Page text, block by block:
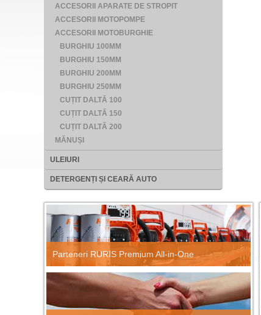
ACCESORII APARATE DE STROPIT
ACCESORII MOTOPOMPE
ACCESORII MOTOBURGHIE
BURGHIU 100MM
BURGHIU 150MM
BURGHIU 200MM
BURGHIU 250MM
CUȚIT DALTĂ 100
CUȚIT DALTĂ 150
CUȚIT DALTĂ 200
MĂNUȘI
ULEIURI
DETERGENȚI ȘI CEARĂ AUTO
Parteneri RURIS Premium All-in-One